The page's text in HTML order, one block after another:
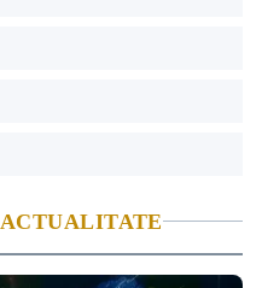
ACTUALITATE